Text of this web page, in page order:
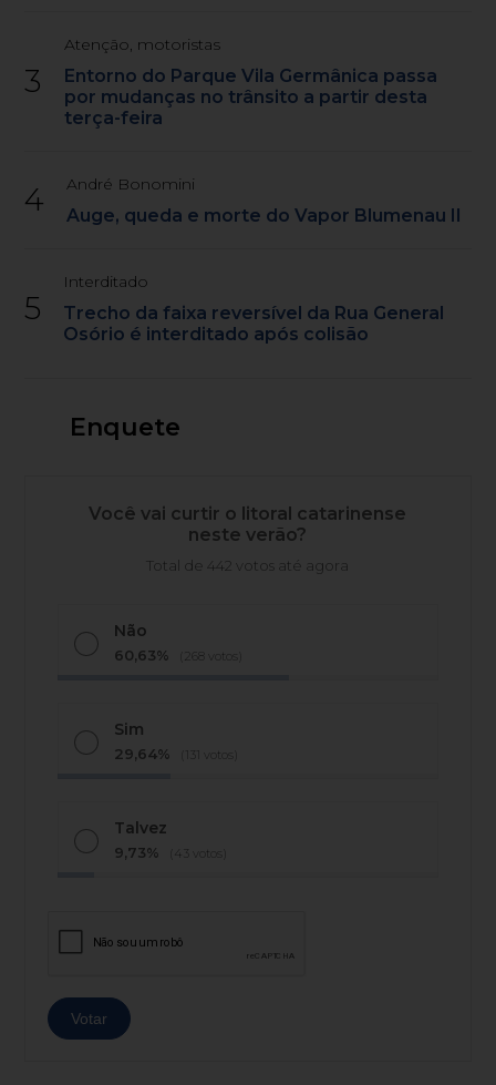
3
Atenção, motoristas
Entorno do Parque Vila Germânica passa
por mudanças no trânsito a partir desta
terça-feira
4 André Bonomini
Auge, queda e morte do Vapor Blumenau II
5
Interditado
Trecho da faixa reversível da Rua General
Osório é interditado após colisão
Enquete
Você vai curtir o litoral catarinense
neste verão?
Total de 442 votos até agora
Não
60,63% (268 votos)
Sim
29,64% (131 votos)
Talvez
9,73% (43 votos)